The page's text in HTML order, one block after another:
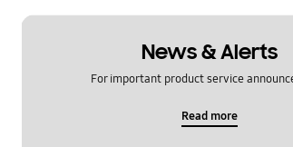
News & Alerts
For important product service
Read more